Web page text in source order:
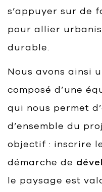
s’appuyer sur de
pour allier
durable.
Nous avons ainsi
composé d’une
qui nous permet
d’ensemble du
objectif : inscrire
démarche de
le paysage est